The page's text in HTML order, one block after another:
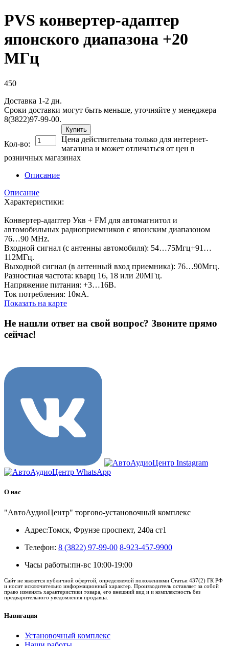
PVS конвертер-адаптер
японского диапазона +20
МГц
450
Доставка 1-2 дн.
Сроки доставки могут быть меньше, уточняйте у менеджера
8(3822)97-99-00.
Кол-во:
Купить
Цена действительна только для интернет-
магазина и может отличаться от цен в
розничных магазинах
Описание
Описание
Характеристики:
Конвертер-адаптер Укв + FM для автомагнитол и
автомобильных радиоприемников с японским диапазоном
76…90 MHz.
Входной сигнал (с антенны автомобиля): 54…75Мгц+91…
112МГц.
Выходной сигнал (в антенный вход приемника): 76…90Мгц.
Разностная частота: кварц 16, 18 или 20МГц.
Напряжение питания: +3…16В.
Ток потребления: 10мА.
Показать на карте
Не нашли ответ на свой вопрос? Звоните прямо
сейчас!
О нас
"АвтоАудиоЦентр" торгово-установочный комплекс
Адрес:Томск, Фрунзе проспект, 240а ст1
Телефон: 8 (3822) 97-99-00 8-923-457-9900
Часы работы:пн-вс 10:00-19:00
Сайт не является публичной офертой, определяемой положениями Статьи 437(2) ГК РФ
и носит исключительно информационный характер. Производитель оставляет за собой
право изменять характеристики товара, его внешний вид и и комплектность без
предварительного уведомления продавца.
Навигация
Установочный комплекс